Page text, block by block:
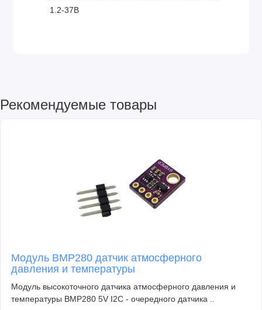
1.2-37В
Рекомендуемые товары
Модуль BMP280 датчик атмосферного
давления и температуры
Модуль высокоточного датчика атмосферного давления и
температуры BMP280 5V I2C - очередного датчика ..